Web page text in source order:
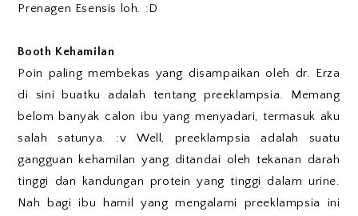
Prenagen Esensis loh. :D
Booth Kehamilan
Poin paling membekas yang disampaikan oleh dr. Erza
di sini buatku adalah tentang preeklampsia. Memang
belom banyak calon ibu yang menyadari, termasuk aku
salah satunya. :v Well, preeklampsia adalah suatu
gangguan kehamilan yang ditandai oleh tekanan darah
tinggi dan kandungan protein yang tinggi dalam urine.
Nah bagi ibu hamil yang mengalami preeklampsia ini